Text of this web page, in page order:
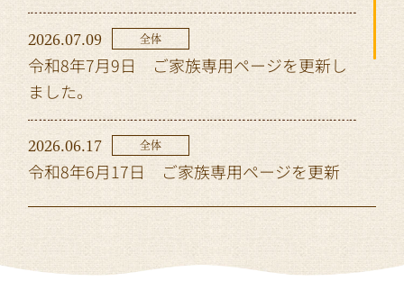
2026.07.09 全体
令和8年7月9日 ご家族専用ページを更新し
ました。
2026.06.17 全体
令和8年6月17日 ご家族専用ページを更新
令和8年6月12日 ご家族専用ページを更新